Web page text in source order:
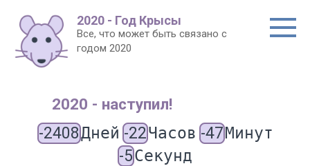
контенту
2020 - Год Крысы
Все, что может быть связано с
годом 2020
2020 - наступил!
-2408Дней -22Часов -47Минут
-5Секунд